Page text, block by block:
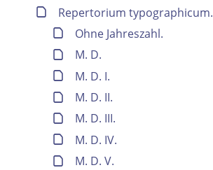
Repertorium typographicum.
Ohne Jahreszahl.
M. D.
M. D. I.
M. D. II.
M. D. III.
M. D. IV.
M. D. V.